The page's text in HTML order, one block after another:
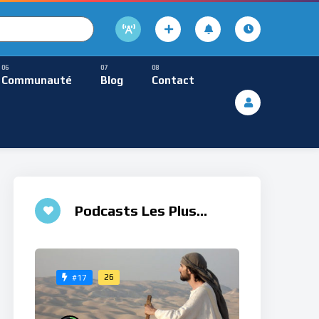
Lecture
Communauté Blog Contact
Méditative
Podcasts Les Plus
#17 26